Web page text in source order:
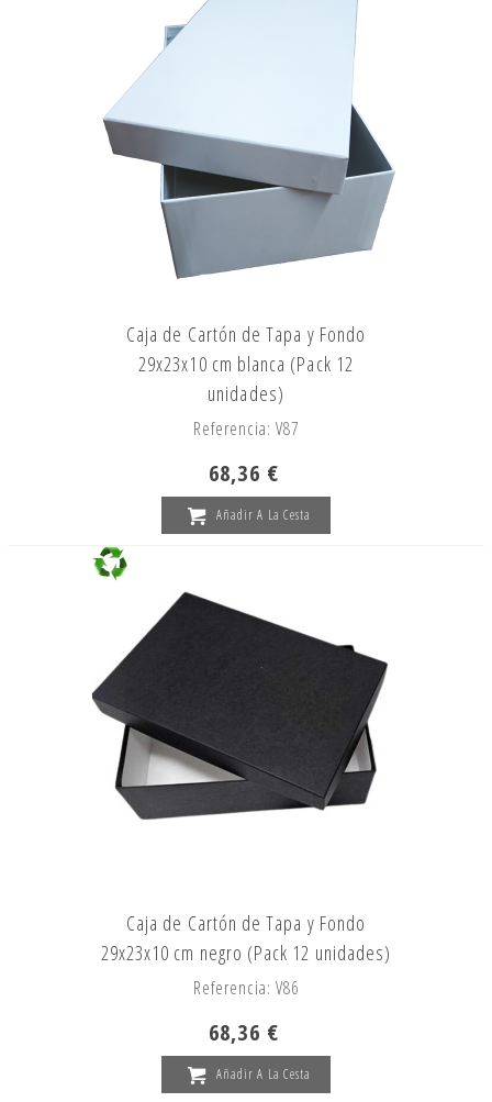
Caja de Cartón de Tapa y Fondo
29x23x10 cm blanca (Pack 12
unidades)
Referencia: V87
68,36 €
Añadir A La Cesta
Caja de Cartón de Tapa y Fondo
29x23x10 cm negro (Pack 12 unidades)
Referencia: V86
68,36 €
Añadir A La Cesta